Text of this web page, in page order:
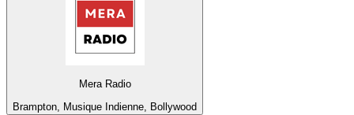
Mera Radio
Brampton, Musique Indienne, Bollywood